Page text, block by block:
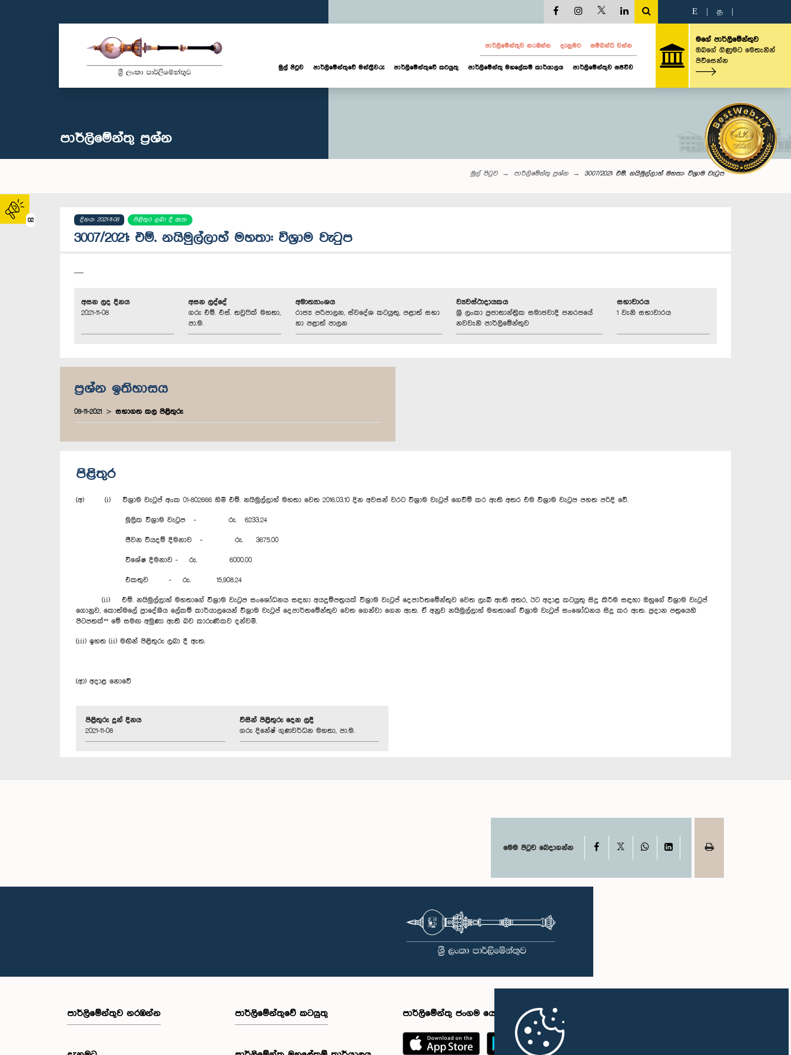
02
E த
පාර්ලි‌මේන්තුව නරඹන්න දැනුමට සම්බන්ධ වන්න
මුල් පිටුව පාර්ලි‌මේන්තුවේ මන්ත්‍රීවරු පාර්ලිමේන්තුවේ කටයුතු පාර්ලිමේන්තු මහලේකම් කාර්යාලය පාර්ලිමේන්තුව සජීවීව
මගේ පාර්ලිමේන්තුව
ඔබගේ ගිණුමට මෙතැනින්
පිවිසෙන්න
පාර්ලි‌මේන්තු‌ ප්‍රශ්න
මුල් පිටුව පාර්ලි‌මේන්තු‌ ප්‍රශ්න 3007/2021: එම්. නයිමුල්ලාහ් මහතා: විශ්‍රාම වැටුප
දිනය: 2021-11-08 පිළිතුර ලබා දී ඇත
3007/2021: එම්. නයිමුල්ලාහ් මහතා: විශ්‍රාම වැටුප
----
අසන ලද දිනය
2021-11-08
අසන ලද්දේ
ගරු එම්. එස්. තවුෆික් මහතා,
පා.ම.
අමාත්‍යාංශය
රාජ්‍ය පරිපාලන, ස්වදේශ කටයුතු, පළාත් සභා
හා පළාත් පාලන
ව්‍යවස්ථාදායකය
ශ්‍රී ලංකා ප්‍රජාතාන්ත්‍රික සමාජවාදී ජනරජයේ
නවවැනි පාර්ලිමේන්තුව
සභාවාරය
1 වැනි සභාවාරය
ප්‍රශ්න ඉතිහාසය
08-11-2021 සභාගත කල පිළිතුරු
පිළිතුර
(අ) (i) විශ්‍රාම වැටුප් අංක 01-802666 හිමි එම්. නයිමුල්ලාහ් මහතා වෙත 2016.03.10 දින අවසන් වරට විශ්‍රාම වැටුප් ගෙවීම් කර ඇති අතර එම විශ්‍රාම වැටුප පහත පරිදි වේ.
මූලික විශ්‍රාම වැටුප - රු. 6233.24
ජීවන වියදම් දීමනාව - රු. 3675.00
විශේෂ දීමනාව - රු. 6000.00
එකතුව - රු. 15,908.24
(ii) එම්. නයිමුල්ලාහ් මහතාගේ විශ්‍රාම වැටුප සංශෝධනය සඳහා අයදුම්පත්‍රයක් විශ්‍රාම වැටුප් දෙපාර්තමේන්තු‍ව වෙත ලැබී ඇති අතර, ඊට අදාළ කටයුතු සිදු කිරීම සඳහා ඔහුගේ විශ්‍රාම වැටුප්
ගොනුව, කොත්මලේ ප්‍රාදේශීය ලේකම් කාර්යාලයෙන් විශ්‍රාම වැටුප් දෙපාර්තමේන්තුව වෙත ගෙන්වා ගෙන ඇත. ඒ අනුව නයිමුල්ලාහ් මහතාගේ විශ්‍රාම වැටුප් සංශෝධනය සිදු කර ඇත. ප්‍රදාන පත්‍රයෙහි
පිටපතක්** මේ සමඟ අමුණා ඇති බව කාරුණිකව දන්වමි.
(iii) ඉහත (ii) මඟින් පිළිතුරු ලබා දී ඇත.
(ආ) අදාළ නොවේ
පිළිතුරු දුන් දිනය
2021-11-08
විසින් පිළිතුරු දෙන ලදී
ගරු දිනේෂ් ගුණවර්ධන මහතා, පා.ම.
මෙම පිටුව බෙදාගන්න Facebook WhatsAppLinkedIn
පාර්ලි‌මේන්තුව නරඹන්න පාර්ලිමේන්තුවේ කටයුතු පාර්ලිමේන්තු ජංගම යෙදුම